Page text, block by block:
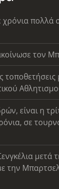
πολλά
τον
είναι η
σε
την